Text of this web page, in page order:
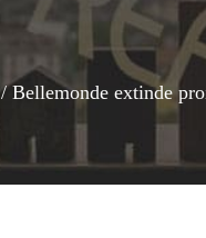
/Bellemonde extinde